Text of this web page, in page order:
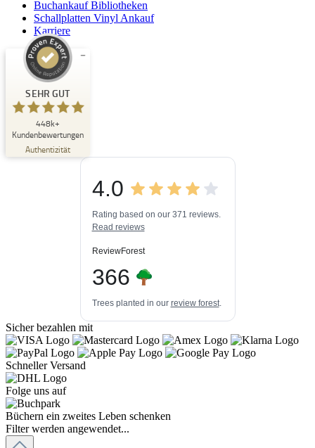
Buchankauf Bibliotheken
Schallplatten Vinyl Ankauf
Karriere
SEHR GUT
448k+
Kundenbewertungen
Authentizität
Kundenbewertungen und Erfahrungen zu
SEHR GUT
4,84
/
5,00
3
ProvenExpert.com
Blick aufs ProvenExpert-Profil werfen
06.08.2026
4.0
Rating based on our 371 reviews.
Read reviews
ReviewForest
366
Trees planted in our review forest.
Sicher bezahlen mit
Schneller Versand
Folge uns auf
Büchern ein zweites Leben schenken
Filter werden angewendet...